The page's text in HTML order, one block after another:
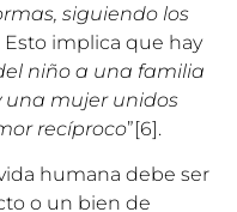
siguiendo los
Esto implica que hay
niño a una familia
una mujer unidos
recíproco”[6].
humana debe ser
o un bien de